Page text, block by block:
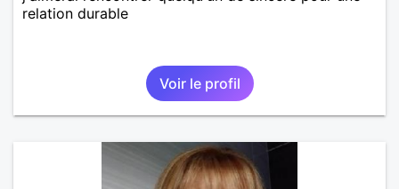
relation durable
Voir le profil